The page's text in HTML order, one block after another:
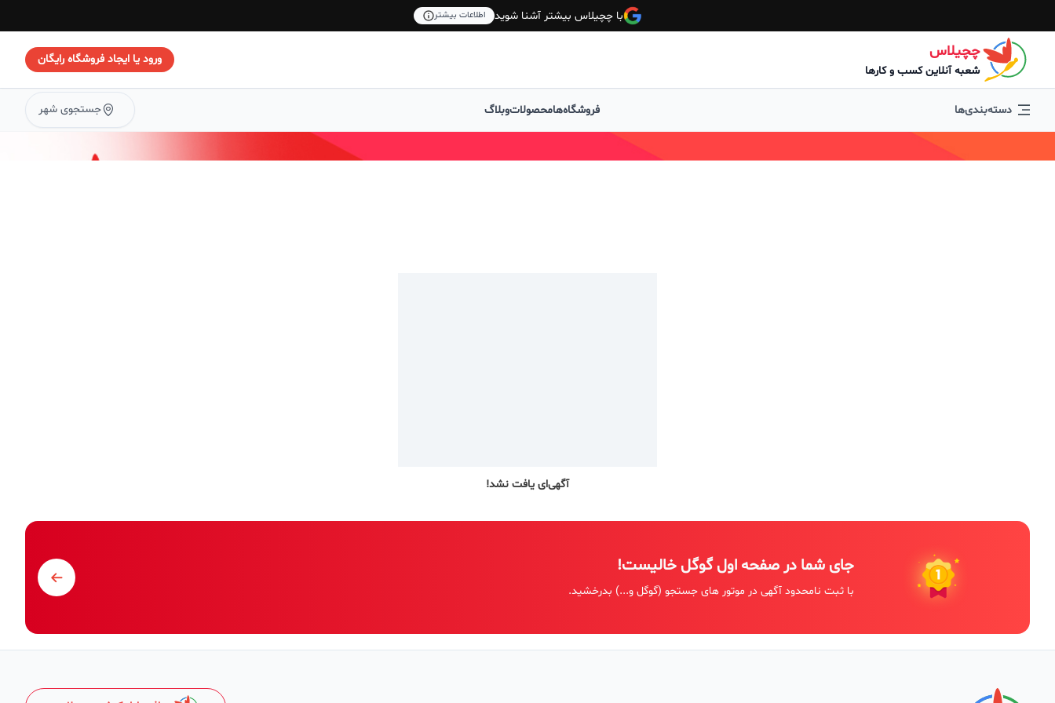
با چچیلاس بیشتر آشنا شوید اطلاعات بیشتر
چچیلاس
شعبه آنلاین کسب و کارها
ورود یا ایجاد فروشگاه رایگان
دسته‌بندی‌ها فروشگاه‌هامحصولاتوبلاگ جستجوی شهر
آگهی‌ای یافت نشد!
جای شما در صفحه اول گوگل خالیست!
با ثبت نامحدود آگهی در موتور های جستجو (گوگل و...) بدرخشید.